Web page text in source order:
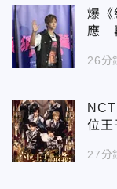
爆《
應
26分
位王
27分